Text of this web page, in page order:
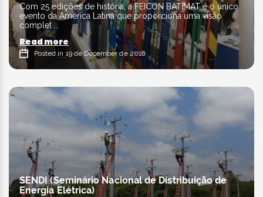
Com 25 edições de história, a FEICON BATIMAT é o único
evento da América Latina que proporciona uma visão
complet ...
Read more
Posted in 19 de December de 2018
SENDI (Seminário Nacional de Distribuição de
Energia Elétrica)